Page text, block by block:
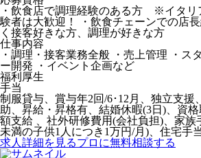
・飲食店で調理経験のある方 ※イタリ
験者は大歓迎！ ・飲食チェーンでの店
く接客好きな方、調理が好きな方
仕事内容
・調理・接客業務全般 ・売上管理 ・ス
ー開発 ・イベント企画など
福利厚生
手当
制服貸与、賞与年2回/6･12月、独立支援
助、昇給・昇格有、結婚休暇(3日)、資
額支給 、社外研修費用(会社負担)、家族
未満の子供1人につき1万円/月)、住宅手
求人詳細を見るプロに無料相談する